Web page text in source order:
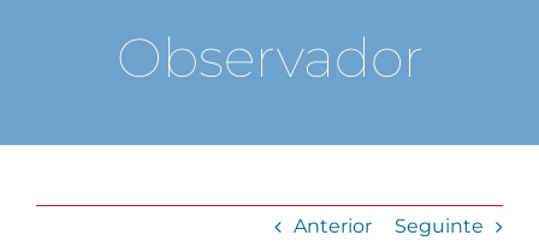
Observador
Anterior Seguinte